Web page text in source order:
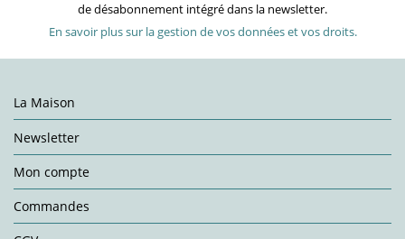
de désabonnement intégré dans la newsletter.
En savoir plus sur la gestion de vos données et vos droits.
La Maison
Newsletter
Mon compte
Commandes